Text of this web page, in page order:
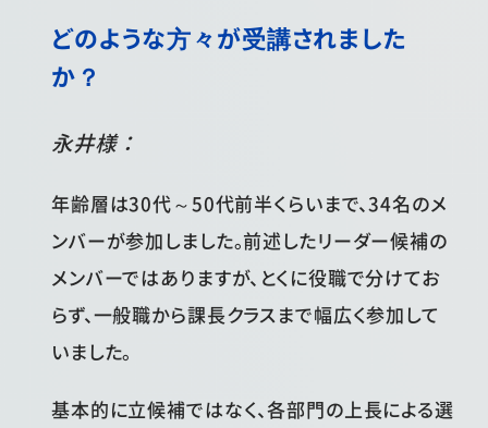
どのような方々が受講されました
か？
永井様：
年齢層は30代～50代前半くらいまで、34名のメ
ンバーが参加しました。前述したリーダー候補の
メンバーではありますが、とくに役職で分けてお
らず、一般職から課長クラスまで幅広く参加して
いました。
基本的に立候補ではなく、各部門の上長による選